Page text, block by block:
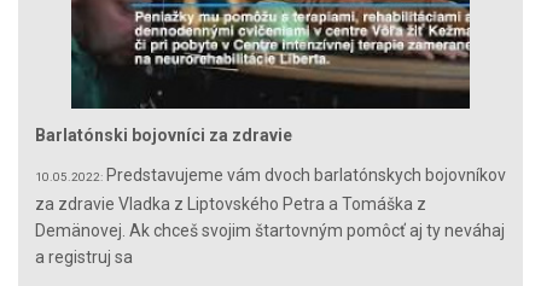
Barlatónski bojovníci za zdravie
10.05.2022: Predstavujeme vám dvoch barlatónskych bojovníkov
za zdravie Vladka z Liptovského Petra a Tomáška z
Demänovej. Ak chceš svojim štartovným pomôcť aj ty neváhaj
a registruj sa